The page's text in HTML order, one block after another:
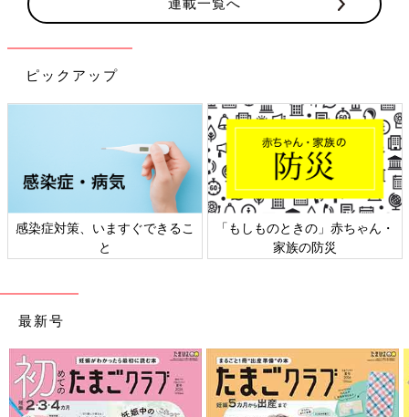
ピックアップ
感染症対策、いますぐできるこ
と
「もしものときの」赤ちゃん・
家族の防災
最新号